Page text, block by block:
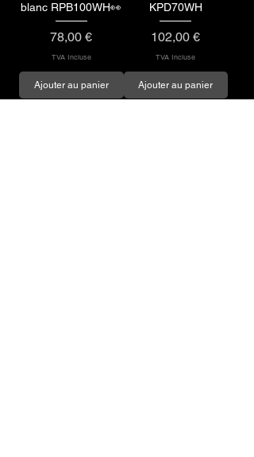
blanc RPB100WH👀
Prix
78,00 €
TVA Incluse
Ajouter au panier
KPD70WH
Prix
102,00 €
TVA Incluse
Ajouter au panier